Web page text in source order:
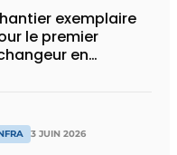
exemplaire
le premier
en
3 JUIN 2026